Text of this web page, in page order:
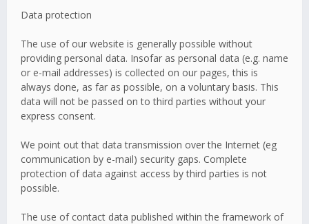
Data protection
The use of our website is generally possible without
providing personal data. Insofar as personal data (e.g. name
or e-mail addresses) is collected on our pages, this is
always done, as far as possible, on a voluntary basis. This
data will not be passed on to third parties without your
express consent.
We point out that data transmission over the Internet (eg
communication by e-mail) security gaps. Complete
protection of data against access by third parties is not
possible.
The use of contact data published within the framework of